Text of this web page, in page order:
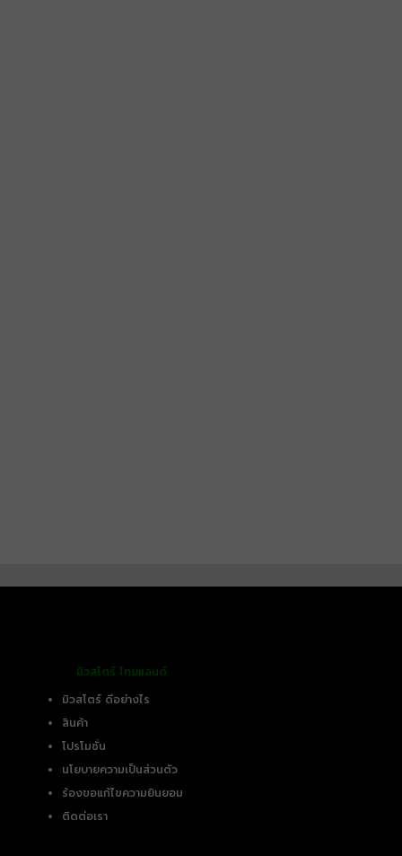
มิวสโตร์ ไทยแลนด์
มิวสโตร์ ดีอย่างไร
สินค้า
โปรโมชั่น
นโยบายความเป็นส่วนตัว
ร้องขอแก้ไขความยินยอม
ติดต่อเรา